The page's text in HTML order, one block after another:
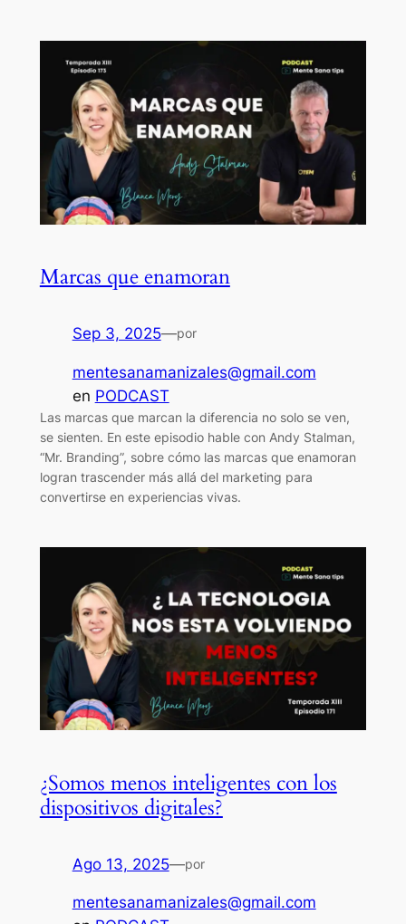
Marcas que enamoran
Sep 3, 2025—por
mentesanamanizales@gmail.com
en PODCAST
Las marcas que marcan la diferencia no solo se ven,
se sienten. En este episodio hable con Andy Stalman,
“Mr. Branding”, sobre cómo las marcas que enamoran
logran trascender más allá del marketing para
convertirse en experiencias vivas.
¿Somos menos inteligentes con los
dispositivos digitales?
Ago 13, 2025—por
mentesanamanizales@gmail.com